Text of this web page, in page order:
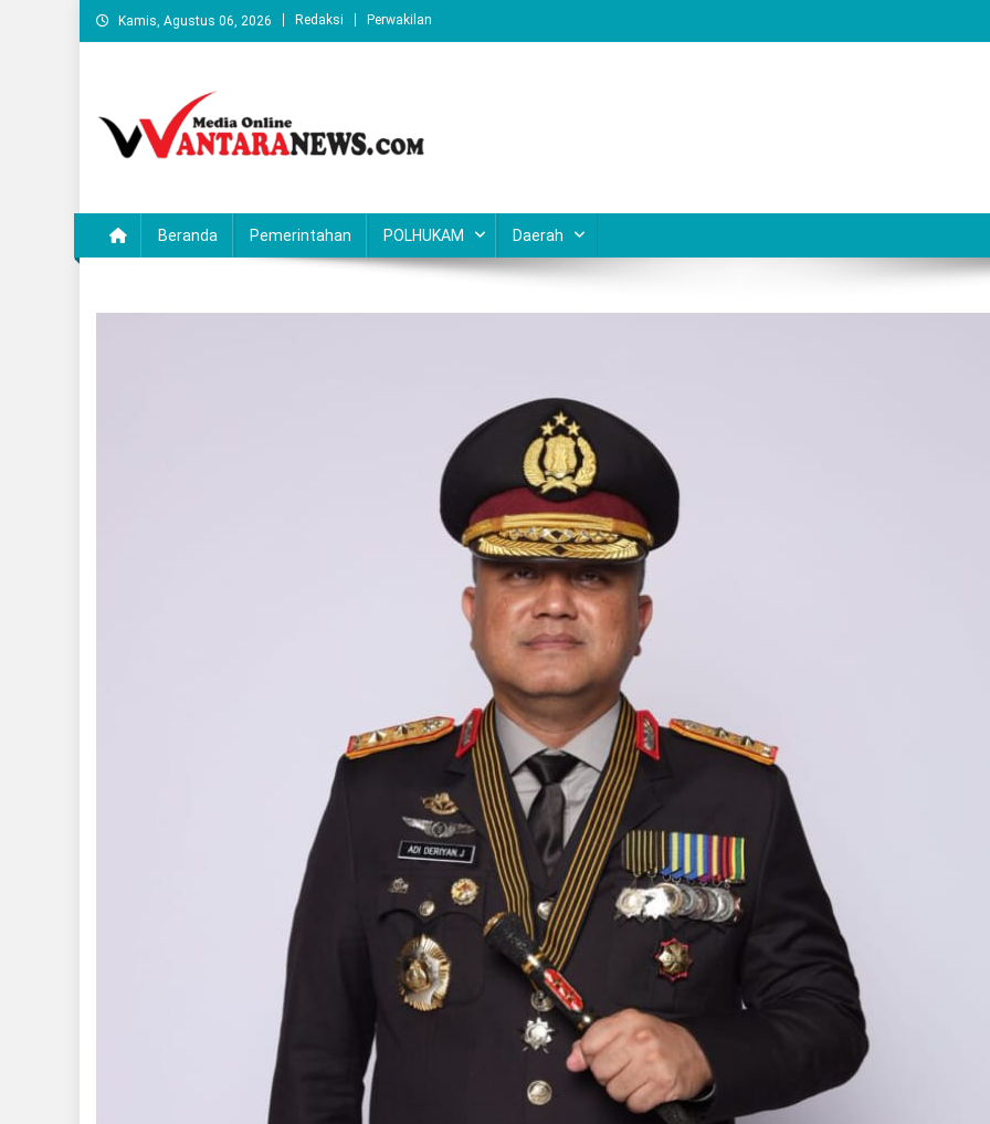
Skip
to
Kamis, Agustus 06, 2026 Redaksi Perwakilan
Beranda Pemerintahan POLHUKAM Daerah